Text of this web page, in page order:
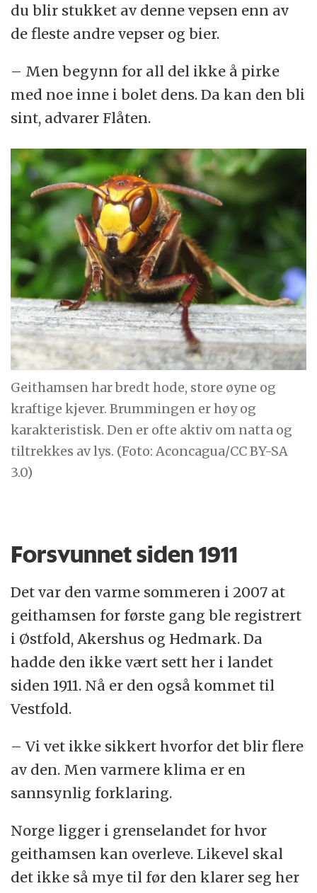
du blir stukket av denne vepsen enn av
de fleste andre vepser og bier.
– Men begynn for all del ikke å pirke
med noe inne i bolet dens. Da kan den bli
sint, advarer Flåten.
Geithamsen har bredt hode, store øyne og
kraftige kjever. Brummingen er høy og
karakteristisk. Den er ofte aktiv om natta og
tiltrekkes av lys. (Foto: Aconcagua/CC BY-SA
3.0)
Forsvunnet siden 1911
Det var den varme sommeren i 2007 at
geithamsen for første gang ble registrert
i Østfold, Akershus og Hedmark. Da
hadde den ikke vært sett her i landet
siden 1911. Nå er den også kommet til
Vestfold.
– Vi vet ikke sikkert hvorfor det blir flere
av den. Men varmere klima er en
sannsynlig forklaring.
Norge ligger i grenselandet for hvor
geithamsen kan overleve. Likevel skal
det ikke så mye til før den klarer seg her